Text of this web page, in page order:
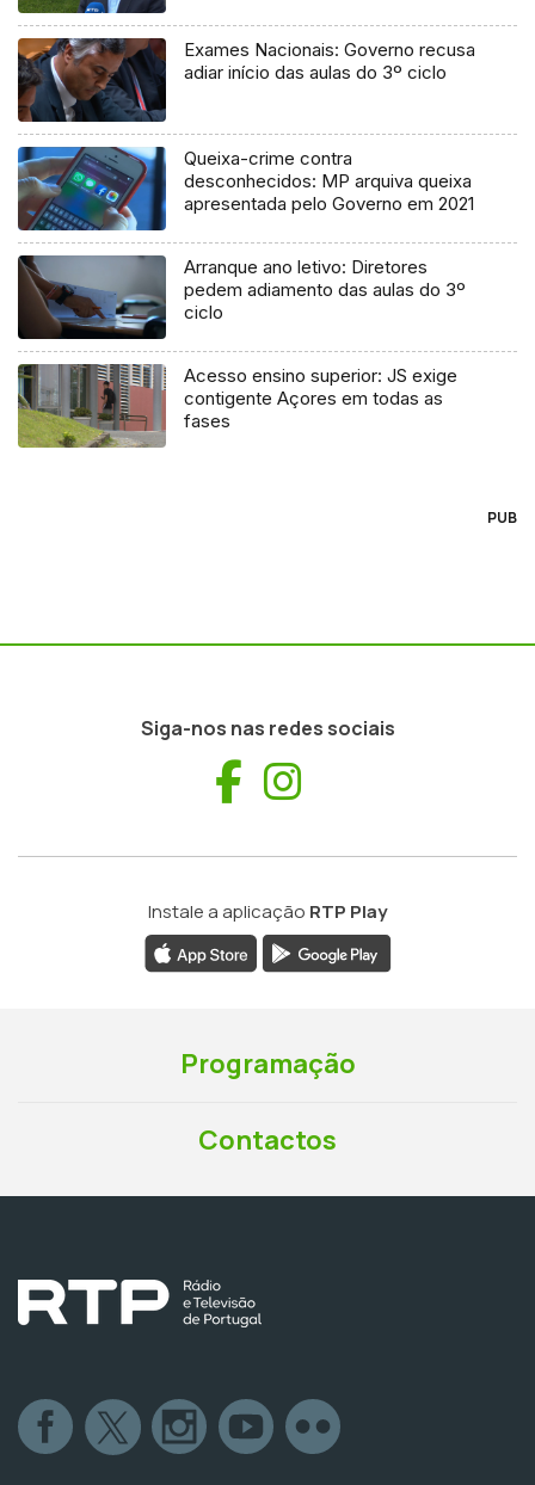
Exames Nacionais: Governo recusa
adiar início das aulas do 3º ciclo
Queixa-crime contra
desconhecidos: MP arquiva queixa
apresentada pelo Governo em 2021
Arranque ano letivo: Diretores
pedem adiamento das aulas do 3º
ciclo
Acesso ensino superior: JS exige
contigente Açores em todas as
fases
PUB
Siga-nos nas redes sociais
Facebook
Instale a aplicação RTP Play
Programação
Contactos